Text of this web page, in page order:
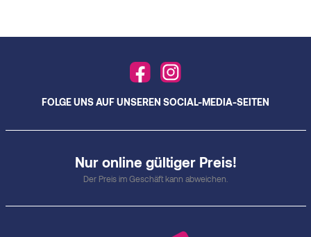
Nur online gültiger Preis!
Der Preis im Geschäft kann abweichen.
FOLGE UNS AUF UNSEREN SOCIAL-MEDIA-SEITEN